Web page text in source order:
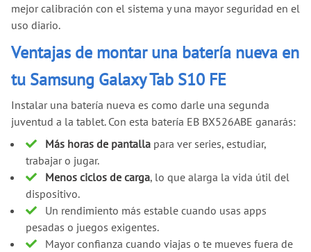
mejor calibración con el sistema y una mayor seguridad en el
uso diario.
Ventajas de montar una batería nueva en
tu Samsung Galaxy Tab S10 FE
Instalar una batería nueva es como darle una segunda
juventud a la tablet. Con esta batería EB BX526ABE ganarás:
Más horas de pantallapara ver series, estudiar,
trabajar o jugar.
Menos ciclos de carga, lo que alarga la vida útil del
dispositivo.
Un rendimiento más estable cuando usas apps
pesadas o juegos exigentes.
Mayor confianza cuando viajas o te mueves fuera de